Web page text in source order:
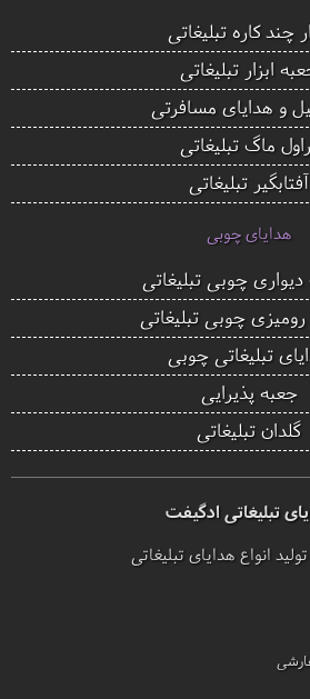
چند کاره تبلیغاتی
ابزار تبلیغاتی
و هدایای مسافرتی
ماگ تبلیغاتی
آفتابگیر تبلیغاتی
هدایای چوبی
چوبی تبلیغاتی
چوبی تبلیغاتی
تبلیغاتی چوبی
جعبه پذیرایی
گلدان تبلیغاتی
تبلیغاتی ادگیفت
انواع هدایای تبلیغاتی